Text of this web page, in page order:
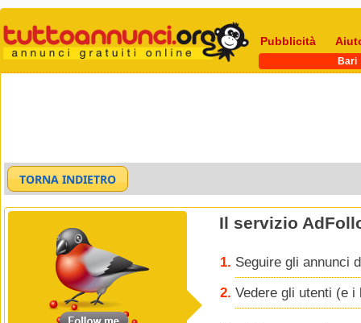
Pubblicità
Bari
Il servizio
Seguire gli annunci
Vedere gli utenti (e i